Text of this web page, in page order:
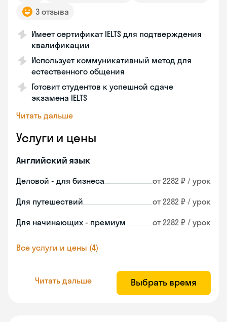
3 отзыва
Имеет сертификат IELTS для подтверждения
квалификации
Использует коммуникативный метод для
естественного общения
Готовит студентов к успешной сдаче
экзамена IELTS
Читать дальше
Услуги и цены
Английский язык
Деловой - для бизнеса от 2282 ₽ / урок
Для путешествий от 2282 ₽ / урок
Для начинающих - премиум от 2282 ₽ / урок
Все услуги и цены (4)
Читать дальше Выбрать время